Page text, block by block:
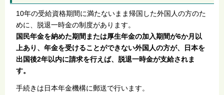
10年の受給資格期間に満たないまま帰国した外国人の方のた
めに、脱退一時金の制度があります。
国民年金を納めた期間または厚生年金の加入期間が6か月以
上あり、年金を受けることができない外国人の方が、日本を
出国後2年以内に請求を行えば、脱退一時金が支給されま
す。
手続きは日本年金機構に郵送で行います。